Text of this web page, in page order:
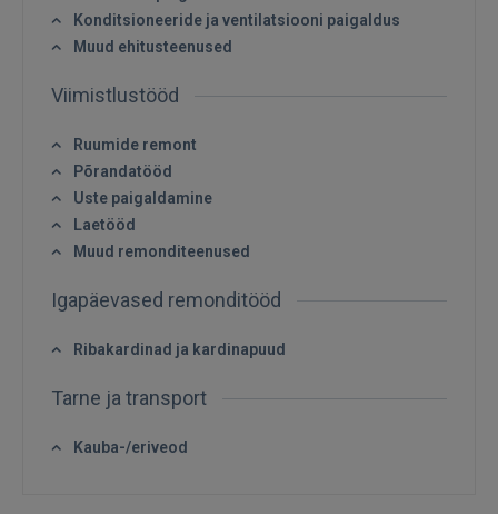
Sisene
SISENE
Unustasite parooli?
FACEBOOK
Konditsioneeride ja ventilatsiooni paigaldus
Muud ehitusteenused
Viimistlustööd
Ruumide remont
Põrandatööd
Uste paigaldamine
Laetööd
Muud remonditeenused
Igapäevased remonditööd
Ribakardinad ja kardinapuud
Tarne ja transport
Kauba-/eriveod